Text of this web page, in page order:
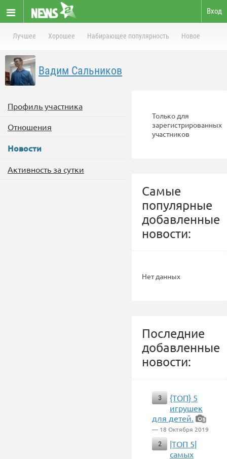
Вход
Лучшее Хорошее Набирающее популярность Новое
Вадим Сальников
Профиль участника
Отношения
Новости
Активность за сутки
Только для
зарегистрированных
участников
Самые
популярные
добавленные
новости:
Нет данных
Последние
добавленные
новости:
3
{ТОП} 5
игрушек
для детей.
5
— 18 Октября 2019
2
|ТОП 5|
самых